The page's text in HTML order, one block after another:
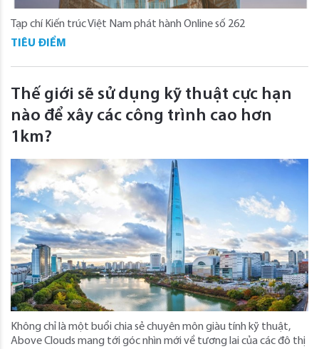
Tạp chí Kiến trúc Việt Nam phát hành Online số 262
TIÊU ĐIỂM
Thế giới sẽ sử dụng kỹ thuật cực hạn
nào để xây các công trình cao hơn
1km?
Không chỉ là một buổi chia sẻ chuyên môn giàu tính kỹ thuật,
Above Clouds mang tới góc nhìn mới về tương lai của các đô thị